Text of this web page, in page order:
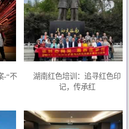
-“不
湖南红色培训：追寻红色印
记，传承红